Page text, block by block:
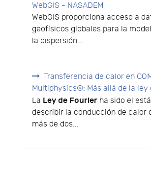
WebGIS - NASADEM
WebGIS proporciona acceso a
geofísicos globales para la
la dispersión...
Transferencia de calor en
Multiphysics®: Más allá de la ley
La Ley de Fourier ha sido el
describir la conducción de calor
más de dos...